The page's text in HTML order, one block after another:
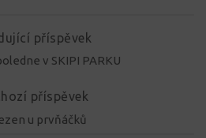
příspěvek
v SKIPI PARKU
příspěvek
u prvňáčků